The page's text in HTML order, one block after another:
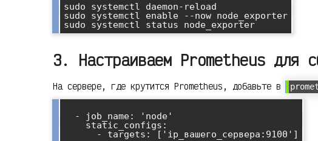
sudo systemctl daemon-reload
sudo systemctl enable --now node_exporter
3. Настраиваем Prometheus для
На сервере, где крутится Prometheus, добавьте в